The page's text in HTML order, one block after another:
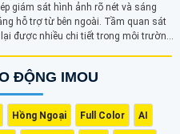
giám sát hình ảnh rõ nét và sáng
hỗ trợ từ bên ngoài. Tầm quan sát
được nhiều chi tiết trong môi trường
tối dễ dàng
ĐỘNG IMOU
Hồng Ngoại Full Color AI